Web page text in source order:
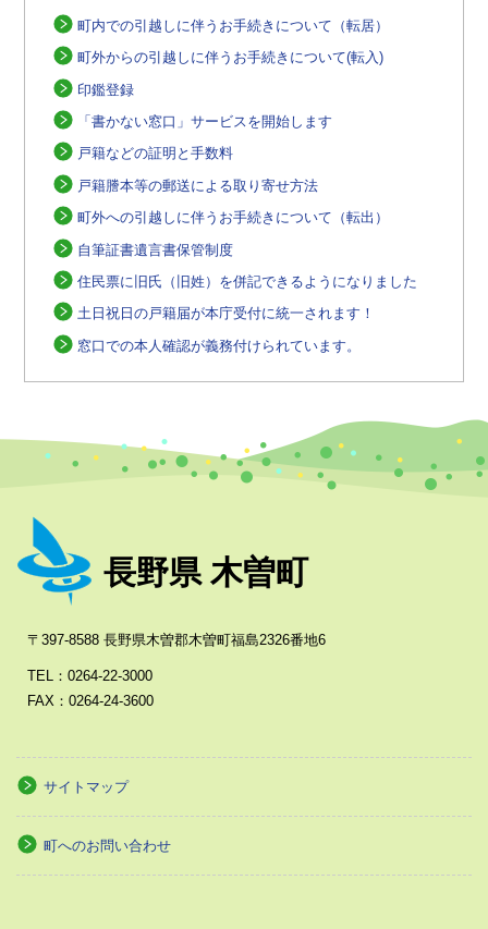
町内での引越しに伴うお手続きについて（転居）
町外からの引越しに伴うお手続きについて(転入)
印鑑登録
「書かない窓口」サービスを開始します
戸籍などの証明と手数料
戸籍謄本等の郵送による取り寄せ方法
町外への引越しに伴うお手続きについて（転出）
自筆証書遺言書保管制度
住民票に旧氏（旧姓）を併記できるようになりました
土日祝日の戸籍届が本庁受付に統一されます！
窓口での本人確認が義務付けられています。
長野県 木曽町
〒397-8588 長野県木曽郡木曽町福島2326番地6
TEL：0264-22-3000
FAX：0264-24-3600
サイトマップ
町へのお問い合わせ